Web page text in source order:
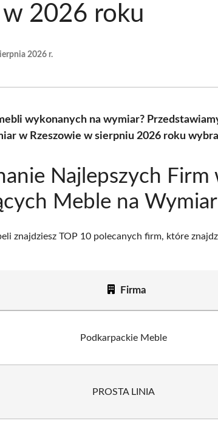
w 2026 roku
2026 r.
wykonanych na wymiar?
w Rzeszowie w sierpniu 2026 roku
Najlepszych Firm
Meble na
znajdziesz TOP 10 polecanych firm, które
Firma
Podkarpackie Meble
PROSTA LINIA